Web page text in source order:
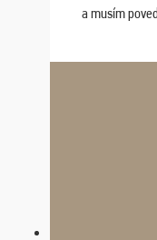
a musím
dispozícii